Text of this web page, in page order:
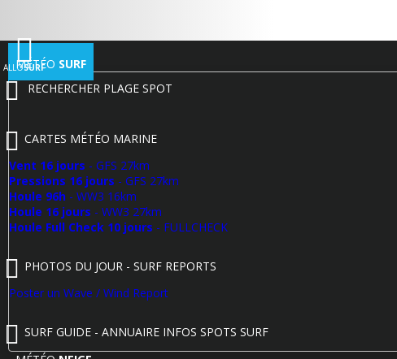
ALLOSURF
MÉTÉO SURF
RECHERCHER PLAGE SPOT
CARTES MÉTÉO MARINE
Vent 16 jours - GFS 27km
Pressions 16 jours - GFS 27km
Houle 96h - WW3 16km
Houle 16 jours - WW3 27km
Houle Full Check 10 jours - FULLCHECK
PHOTOS DU JOUR - SURF REPORTS
Poster un Wave / Wind Report
SURF GUIDE - ANNUAIRE INFOS SPOTS SURF